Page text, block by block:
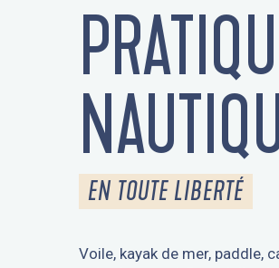
EN TOUTE LIBERTÉ
Voile, kayak de mer, paddle,